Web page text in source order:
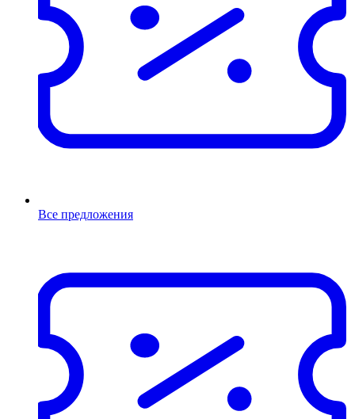
Все предложения